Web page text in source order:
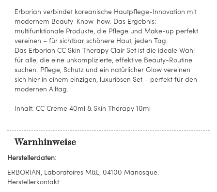
Erborian verbindet koreanische Hautpflege-Innovation mit
modernem Beauty-Know-how. Das Ergebnis:
multifunktionale Produkte, die Pflege und Make-up perfekt
vereinen – für sichtbar schönere Haut, jeden Tag.
Das Erborian CC Skin Therapy Clair Set ist die ideale Wahl
für alle, die eine unkomplizierte, effektive Beauty-Routine
suchen. Pflege, Schutz und ein natürlicher Glow vereinen
sich hier in einem einzigen, luxuriösen Set – perfekt für den
modernen Alltag.
Inhalt: CC Creme 40ml & Skin Therapy 10ml
Warnhinweise
Herstellerdaten:
ERBORIAN, Laboratoires M&L, 04100 Manosque.
Herstellerkontakt: